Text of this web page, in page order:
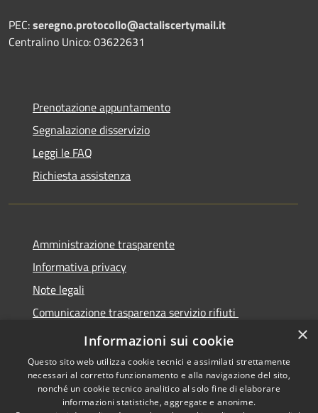
PEC:seregno.protocollo@actaliscertymail.it
Centralino Unico: 03622631
Prenotazione appuntamento
Segnalazione disservizio
Leggi le FAQ
Richiesta assistenza
Amministrazione trasparente
Informativa privacy
Note legali
Comunicazione trasparenza servizio rifiuti
Dichiarazione di accessibilità
Copyright © 2026 • Città di
×
Informazioni sui cookie
Questo sito web utilizza cookie tecnici e assimilati strettamente
necessari al corretto funzionamento e alla navigazione del sito,
nonché un cookie tecnico analitico al solo fine di elaborare
informazioni statistiche, aggregate e anonime.